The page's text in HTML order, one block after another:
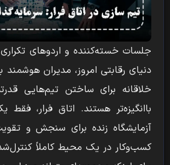
جلسات خسته‌کننده و اردوهای تکراری
دنیای رقابتی امروز، مدیران هوشمند
خلاقانه برای ساختن تیم‌هایی
باانگیزه‌تر هستند. اتاق فرار،
آزمایشگاه زنده برای سنجش و
کسب‌وکار در یک محیط کاملاً